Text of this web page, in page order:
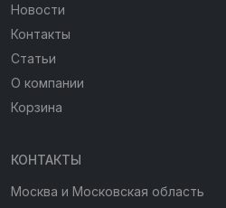
Новости
Контакты
Статьи
О компании
Корзина
КОНТАКТЫ
Москва и Московская область